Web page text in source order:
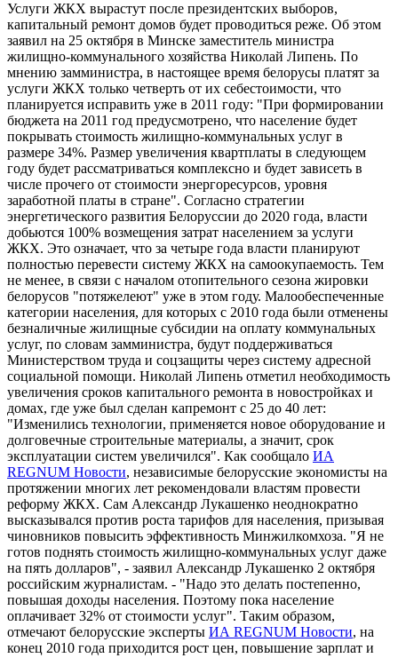
Услуги ЖКХ вырастут после президентских выборов,
капитальный ремонт домов будет проводиться реже. Об этом
заявил на 25 октября в Минске заместитель министра
жилищно-коммунального хозяйства Николай Липень. По
мнению замминистра, в настоящее время белорусы платят за
услуги ЖКХ только четверть от их себестоимости, что
планируется исправить уже в 2011 году: "При формировании
бюджета на 2011 год предусмотрено, что население будет
покрывать стоимость жилищно-коммунальных услуг в
размере 34%. Размер увеличения квартплаты в следующем
году будет рассматриваться комплексно и будет зависеть в
числе прочего от стоимости энергоресурсов, уровня
заработной платы в стране". Согласно стратегии
энергетического развития Белоруссии до 2020 года, власти
добьются 100% возмещения затрат населением за услуги
ЖКХ. Это означает, что за четыре года власти планируют
полностью перевести систему ЖКХ на самоокупаемость. Тем
не менее, в связи с началом отопительного сезона жировки
белорусов "потяжелеют" уже в этом году. Малообеспеченные
категории населения, для которых с 2010 года были отменены
безналичные жилищные субсидии на оплату коммунальных
услуг, по словам замминистра, будут поддерживаться
Министерством труда и соцзащиты через систему адресной
социальной помощи. Николай Липень отметил необходимость
увеличения сроков капитального ремонта в новостройках и
домах, где уже был сделан капремонт с 25 до 40 лет:
"Изменились технологии, применяется новое оборудование и
долговечные строительные материалы, а значит, срок
эксплуатации систем увеличился". Как сообщало ИА
REGNUM Новости, независимые белорусские экономисты на
протяжении многих лет рекомендовали властям провести
реформу ЖКХ. Сам Александр Лукашенко неоднократно
высказывался против роста тарифов для населения, призывая
чиновников повысить эффективность Минжилкомхоза. "Я не
готов поднять стоимость жилищно-коммунальных услуг даже
на пять долларов", - заявил Александр Лукашенко 2 октября
российским журналистам. - "Надо это делать постепенно,
повышая доходы населения. Поэтому пока население
оплачивает 32% от стоимости услуг". Таким образом,
отмечают белорусские эксперты ИА REGNUM Новости, на
конец 2010 года приходится рост цен, повышение зарплат и